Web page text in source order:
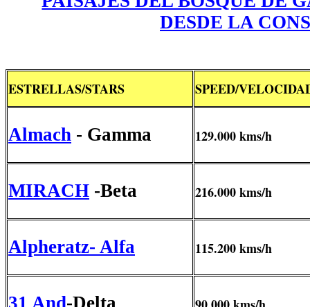
DESDE LA
ESTRELLAS/STARS SPEED/
Almach - Gamma 129.000 kms/h
MIRACH -Beta 216.000 kms/h
Alpheratz- Alfa 115.200 kms/h